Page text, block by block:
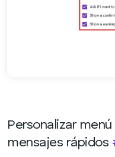
Personalizar
mensajes rápidos